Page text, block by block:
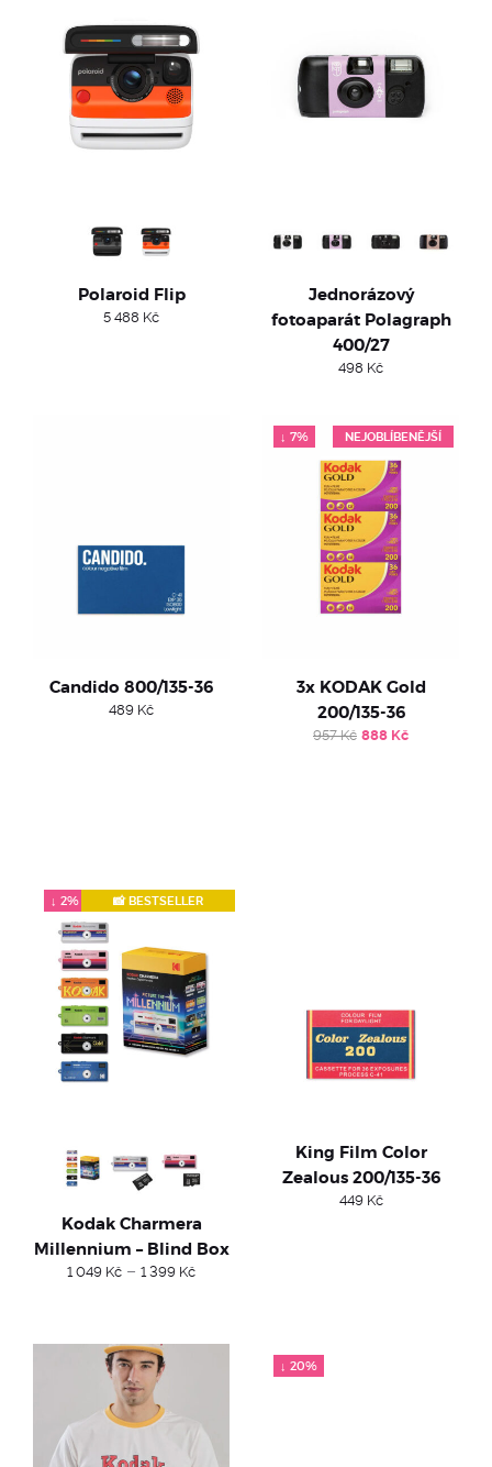
Polaroid Flip
5 488 Kč
Jednorázový
fotoaparát Polagraph
400/27
498 Kč
Candido 800/135-36
489 Kč
NEJOBLÍBENĚJŠÍ
↓ 7%
3x KODAK Gold
200/135-36
957Kč Original
888 KčCurrent
📸 BESTSELLER
↓ 2%
Kodak Charmera
Millennium – Blind Box
1 049 Kč – 1 399 KčPrice
through
King Film Color
Zealous 200/135-36
449 Kč
↓ 20%